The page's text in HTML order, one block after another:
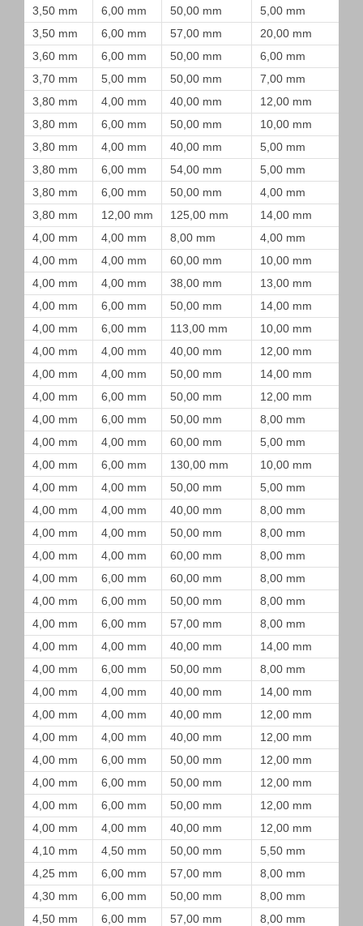
3,50 mm 6,00 mm 50,00 mm
5,00 mm
3,50 mm
6,00 mm 57,00 mm
20,00 mm
3,60 mm
6,00 mm 50,00 mm
6,00 mm
3,70 mm
5,00 mm 50,00 mm
7,00 mm
3,80 mm
4,00 mm 40,00 mm
12,00 mm
3,80 mm
6,00 mm 50,00 mm
10,00 mm
3,80 mm
4,00 mm 40,00 mm
5,00 mm
3,80 mm
6,00 mm 54,00 mm
5,00 mm
3,80 mm
6,00 mm 50,00 mm
4,00 mm
3,80 mm
12,00 mm 125,00 mm
14,00 mm
4,00 mm
4,00 mm 8,00 mm
4,00 mm
4,00 mm
4,00 mm 60,00 mm
10,00 mm
4,00 mm
4,00 mm 38,00 mm
13,00 mm
4,00 mm
6,00 mm 50,00 mm
14,00 mm
4,00 mm
6,00 mm 113,00 mm
10,00 mm
4,00 mm
4,00 mm 40,00 mm
12,00 mm
4,00 mm
4,00 mm 50,00 mm
14,00 mm
4,00 mm
6,00 mm 50,00 mm
12,00 mm
4,00 mm
6,00 mm 50,00 mm
8,00 mm
4,00 mm
4,00 mm 60,00 mm
5,00 mm
4,00 mm
6,00 mm 130,00 mm
10,00 mm
4,00 mm
4,00 mm 50,00 mm
5,00 mm
4,00 mm
4,00 mm 40,00 mm
8,00 mm
4,00 mm
4,00 mm 50,00 mm
8,00 mm
4,00 mm
4,00 mm 60,00 mm
8,00 mm
4,00 mm
6,00 mm 60,00 mm
8,00 mm
4,00 mm
6,00 mm 50,00 mm
8,00 mm
4,00 mm
6,00 mm 57,00 mm
8,00 mm
4,00 mm
4,00 mm 40,00 mm
14,00 mm
4,00 mm
6,00 mm 50,00 mm
8,00 mm
4,00 mm
4,00 mm 40,00 mm
14,00 mm
4,00 mm
4,00 mm 40,00 mm
12,00 mm
4,00 mm
4,00 mm 40,00 mm
12,00 mm
4,00 mm
6,00 mm 50,00 mm
12,00 mm
4,00 mm
6,00 mm 50,00 mm
12,00 mm
4,00 mm
6,00 mm 50,00 mm
12,00 mm
4,00 mm
4,00 mm 40,00 mm
12,00 mm
4,10 mm
4,50 mm 50,00 mm
5,50 mm
4,25 mm
6,00 mm 57,00 mm
8,00 mm
4,30 mm
6,00 mm 50,00 mm
8,00 mm
4,50 mm
6,00 mm 57,00 mm
8,00 mm